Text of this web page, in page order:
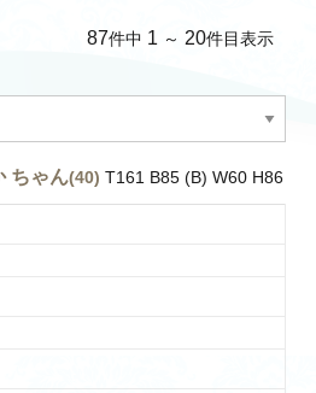
87件中 1 ～ 20件目表示
ちゃん(40) T161 B85 (B) W60 H86